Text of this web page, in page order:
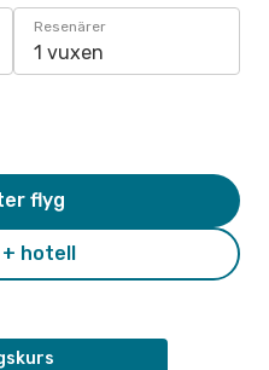
Resenärer
1 vuxen
hotell
flyg